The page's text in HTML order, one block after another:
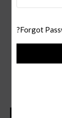
Forgot